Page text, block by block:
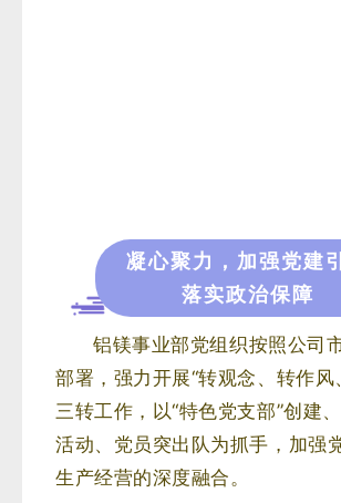
凝心聚力，加强党建
落实政治保障
铝镁事业部党组织按照公司
部署，强力开展“转观念、转作风
三转工作，以“特色党支部”创建
活动、党员突出队为抓手，加强
生产经营的深度融合。